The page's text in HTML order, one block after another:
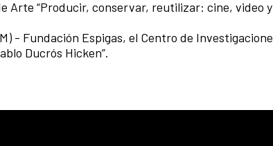
Arte “Producir, conservar, reutilizar: cine, video
- Fundación Espigas, el Centro de
Ducrós Hicken”.